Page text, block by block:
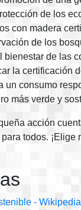
de los
con madera
de los
bienestar de las
la certificación
un consumo
más verde y
acción
todos. ¡Elige
-